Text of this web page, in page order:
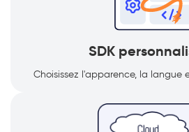
SDK
Choisissez l'apparence, la langue